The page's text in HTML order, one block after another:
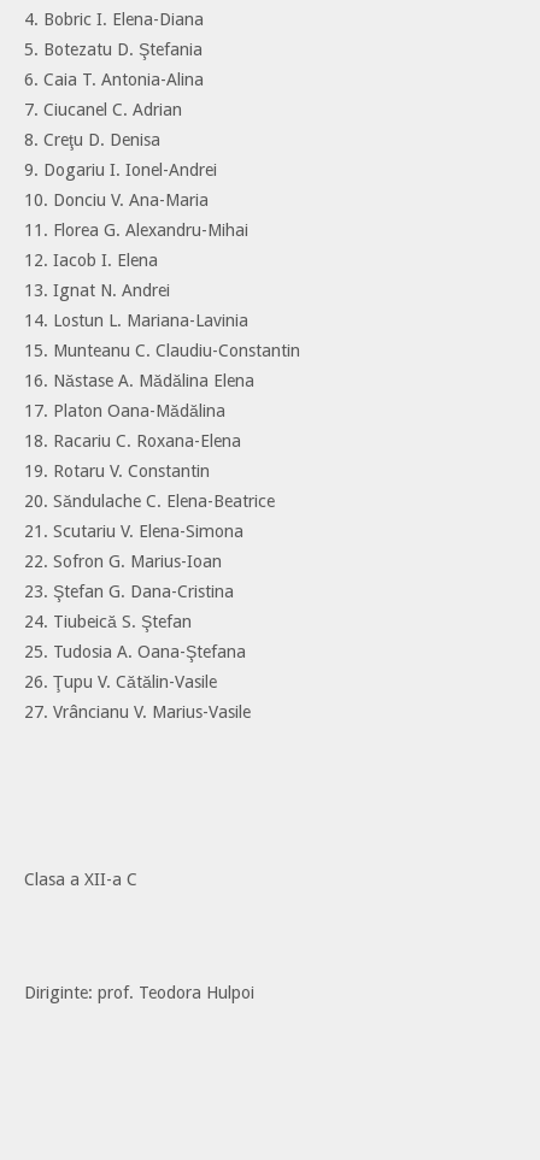
4. Bobric I. Elena-Diana
5. Botezatu D. Ştefania
6. Caia T. Antonia-Alina
7. Ciucanel C. Adrian
8. Creţu D. Denisa
9. Dogariu I. Ionel-Andrei
10. Donciu V. Ana-Maria
11. Florea G. Alexandru-Mihai
12. Iacob I. Elena
13. Ignat N. Andrei
14. Lostun L. Mariana-Lavinia
15. Munteanu C. Claudiu-Constantin
16. Năstase A. Mădălina Elena
17. Platon Oana-Mădălina
18. Racariu C. Roxana-Elena
19. Rotaru V. Constantin
20. Săndulache C. Elena-Beatrice
21. Scutariu V. Elena-Simona
22. Sofron G. Marius-Ioan
23. Ştefan G. Dana-Cristina
24. Tiubeică S. Ştefan
25. Tudosia A. Oana-Ştefana
26. Ţupu V. Cătălin-Vasile
27. Vrâncianu V. Marius-Vasile
Clasa a XII-a C
Diriginte: prof. Teodora Hulpoi